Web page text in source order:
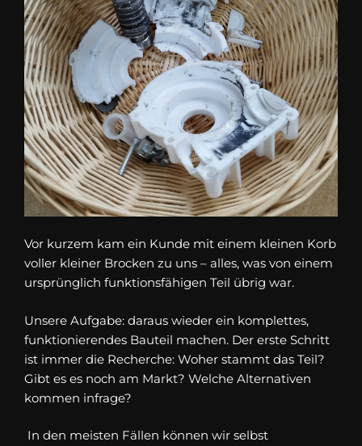
Vor kurzem kam ein Kunde mit einem kleinen Korb
voller kleiner Brocken zu uns – alles, was von einem
ursprünglich funktionsfähigen Teil übrig war.
Unsere Aufgabe: daraus wieder ein komplettes,
funktionierendes Bauteil machen. Der erste Schritt
ist immer die Recherche: Woher stammt das Teil?
Gibt es es noch am Markt? Welche Alternativen
kommen infrage?
In den meisten Fällen können wir selbst